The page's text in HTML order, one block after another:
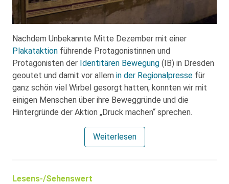
Nachdem Unbekannte Mitte Dezember mit einer
Plakataktion führende Protagonistinnen und
Protagonisten der Identitären Bewegung (IB) in Dresden
geoutet und damit vor allem in der Regionalpresse für
ganz schön viel Wirbel gesorgt hatten, konnten wir mit
einigen Menschen über ihre Beweggründe und die
Hintergründe der Aktion „Druck machen“ sprechen.
Weiterlesen
Lesens-/Sehenswert